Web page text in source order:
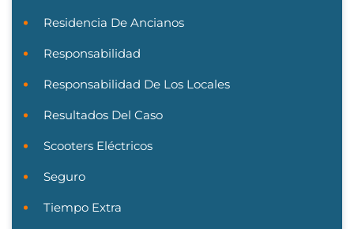
Residencia De Ancianos
Responsabilidad
Responsabilidad De Los Locales
Resultados Del Caso
Scooters Eléctricos
Seguro
Tiempo Extra